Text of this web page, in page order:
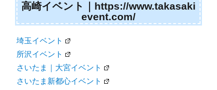
高崎イベント｜https://www.takasaki
event.com/
埼玉イベント
所沢イベント
さいたま｜大宮イベント
さいたま新都心イベント